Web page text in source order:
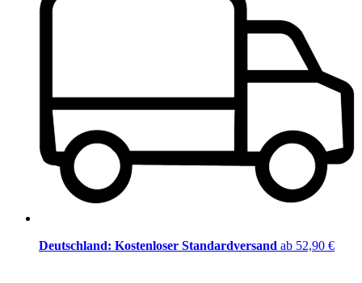
Deutschland: Kostenloser Standardversand ab 52,90 €